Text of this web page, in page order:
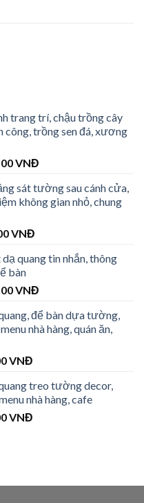
trang trí, chậu trồng cây
công, trồng sen đá, xương
VNĐ
sát tường sau cánh cửa,
không gian nhỏ, chung
VNĐ
quang tin nhắn, thông
bàn
VNĐ
để bàn dựa tường,
nhà hàng, quán ăn,
VNĐ
treo tường decor,
nhà hàng, cafe
VNĐ